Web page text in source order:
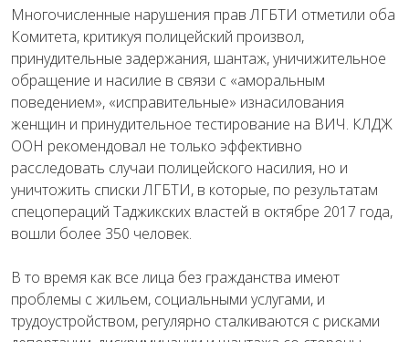
Многочисленные нарушения прав ЛГБТИ отметили оба
Комитета, критикуя полицейский произвол,
принудительные задержания, шантаж, уничижительное
обращение и насилие в связи с «аморальным
поведением», «исправительные» изнасилования
женщин и принудительное тестирование на ВИЧ. КЛДЖ
ООН рекомендовал не только эффективно
расследовать случаи полицейского насилия, но и
уничтожить списки ЛГБТИ, в которые, по результатам
спецопераций Таджикских властей в октябре 2017 года,
вошли более 350 человек.
В то время как все лица без гражданства имеют
проблемы с жильем, социальными услугами, и
трудоустройством, регулярно сталкиваются с рисками